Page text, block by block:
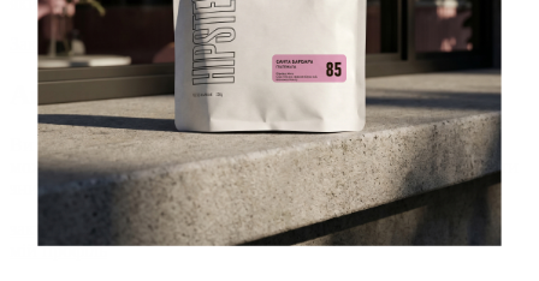
Закрити
Акаунт створено
Ви зареєструвалися на сайті Hipster.coffeeroasters і вже
можете користуватися особистим кабінетом, щоб отримувати
знижки та відстежувати історію замовлень!
мій профіль